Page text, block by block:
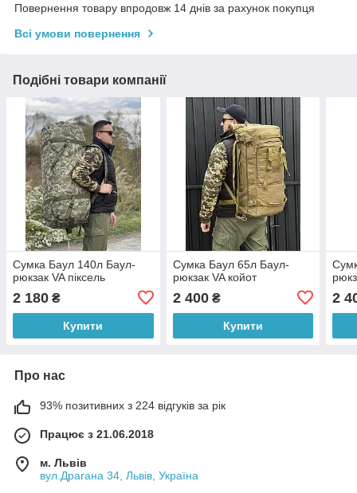
Повернення товару впродовж 14 днів за рахунок покупця
Всі умови повернення
Подібні товари компанії
Сумка Баул 140л Баул-
рюкзак VA піксель
2 180 ₴
Купити
Сумка Баул 65л Баул-
рюкзак VA койот
2 400₴
Купити
2
Про нас
93% позитивних з 224 відгуків за рік
Працює з 21.06.2018
м. Львів
вул.Драгана 34, Львів, Україна